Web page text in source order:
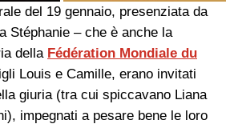
del 19 gennaio, presenziata da
Stéphanie – che è anche la
della Fédération Mondiale du
Louis e Camille, erano invitati
giuria (tra cui spiccavano Liana
impegnati a pesare bene le loro